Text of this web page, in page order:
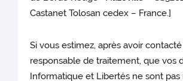
Castanet Tolosan cedex – France.]
Si vous estimez, après avoir
responsable de traitement, que vos
Informatique et Libertés ne sont pas